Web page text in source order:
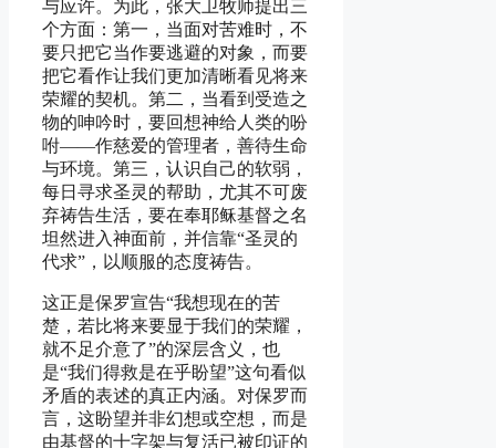
与应许。为此，张大卫牧师提出三
个方面：第一，当面对苦难时，不
要只把它当作要逃避的对象，而要
把它看作让我们更加清晰看见将来
荣耀的契机。第二，当看到受造之
物的呻吟时，要回想神给人类的吩
咐——作慈爱的管理者，善待生命
与环境。第三，认识自己的软弱，
每日寻求圣灵的帮助，尤其不可废
弃祷告生活，要在奉耶稣基督之名
坦然进入神面前，并信靠“圣灵的
代求”，以顺服的态度祷告。
这正是保罗宣告“我想现在的苦
楚，若比将来要显于我们的荣耀，
就不足介意了”的深层含义，也
是“我们得救是在乎盼望”这句看似
矛盾的表述的真正内涵。对保罗而
言，这盼望并非幻想或空想，而是
由基督的十字架与复活已被印证的